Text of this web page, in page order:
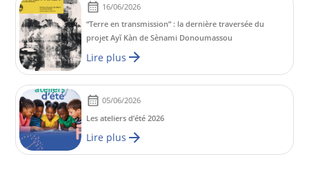
16/06/2026
“Terre en transmission” : la dernière traversée du
projet Ayĭ Kàn de Sènami Donoumassou
Lire plus
05/06/2026
Les ateliers d’été 2026
Lire plus